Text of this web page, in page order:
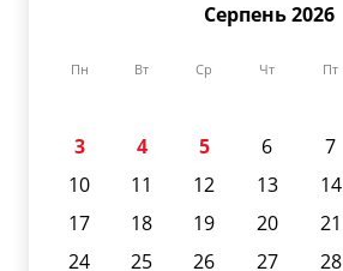
Серпень 2026
Пн Вт Ср Чт Пт
3
4 5 6 7
10
11 12 13 14
17
18 19 20 21
24
25 26 27 28